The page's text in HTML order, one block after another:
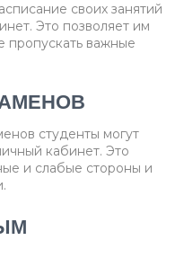
своих занятий
Это позволяет им
пропускать важные
студенты могут
кабинет. Это
и слабые стороны и